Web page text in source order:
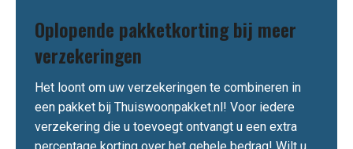
Oplopende pakketkorting bij meer
verzekeringen
Het loont om uw verzekeringen te combineren in
een pakket bij Thuiswoonpakket.nl! Voor iedere
verzekering die u toevoegt ontvangt u een extra